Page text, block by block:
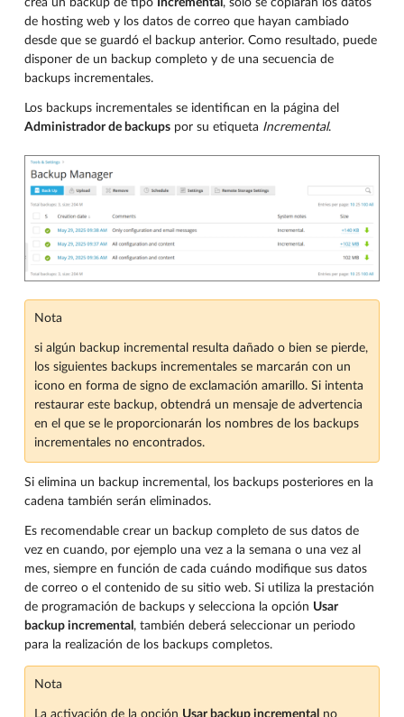
crea un backup de tipo Incremental , sólo se copiarán los datos
de hosting web y los datos de correo que hayan cambiado
desde que se guardó el backup anterior. Como resultado, puede
disponer de un backup completo y de una secuencia de
backups incrementales.
Los backups incrementales se identifican en la página del
Administrador de backups por su etiqueta Incremental.
Nota
si algún backup incremental resulta dañado o bien se pierde,
los siguientes backups incrementales se marcarán con un
icono en forma de signo de exclamación amarillo. Si intenta
restaurar este backup, obtendrá un mensaje de advertencia
en el que se le proporcionarán los nombres de los backups
incrementales no encontrados.
Si elimina un backup incremental, los backups posteriores en la
cadena también serán eliminados.
Es recomendable crear un backup completo de sus datos de
vez en cuando, por ejemplo una vez a la semana o una vez al
mes, siempre en función de cada cuándo modifique sus datos
de correo o el contenido de su sitio web. Si utiliza la prestación
de programación de backups y selecciona la opción Usar
backup incremental , también deberá seleccionar un periodo
para la realización de los backups completos.
Nota
La activación de la opción Usar backup incremental no